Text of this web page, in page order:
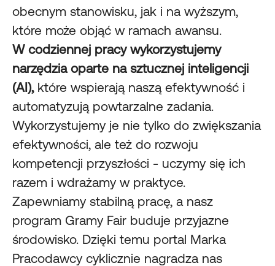
obecnym stanowisku, jak i na wyższym,
które może objąć w ramach awansu.
W codziennej pracy wykorzystujemy
narzędzia oparte na sztucznej inteligencji
(AI), które wspierają naszą efektywność i
automatyzują powtarzalne zadania.
Wykorzystujemy je nie tylko do zwiększania
efektywności, ale też do rozwoju
kompetencji przyszłości - uczymy się ich
razem i wdrażamy w praktyce.
Zapewniamy stabilną pracę, a nasz
program Gramy Fair buduje przyjazne
środowisko. Dzięki temu portal Marka
Pracodawcy cyklicznie nagradza nas